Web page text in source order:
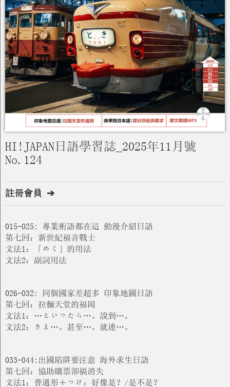
HI!JAPAN日語學習誌_2025年11月號
No.124
註冊會員 ➔
015-025: 專業術語都在這 動漫介紹日語
第七回：新世紀福音戰士
文法1：「めく」的用法
文法2：副詞用法
026-032: 同個國家差超多 印象地圖日語
第七回：拉麵天堂的福岡
文法1：…といったら…。說到…。
文法2：さえ…。甚至…。就連…。
033-044:出國陷阱要注意 海外求生日語
第七回：協助購票卻搞消失
文法1：普通形＋っけ：好像是？/是不是？